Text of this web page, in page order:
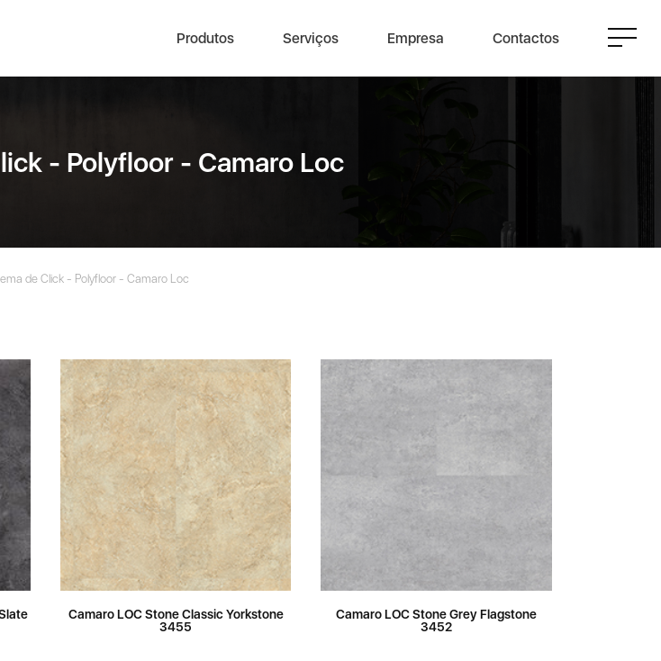
Produtos Serviços Empresa Contactos
- Polyfloor - Camaro Loc
de Click - Polyfloor - Camaro Loc
Camaro LOC Stone Classic Yorkstone
3455
Camaro LOC Stone Grey Flagstone
3452